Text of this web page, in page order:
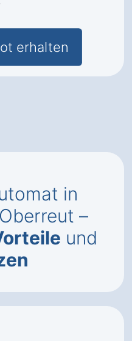
erhalten
in
–
und